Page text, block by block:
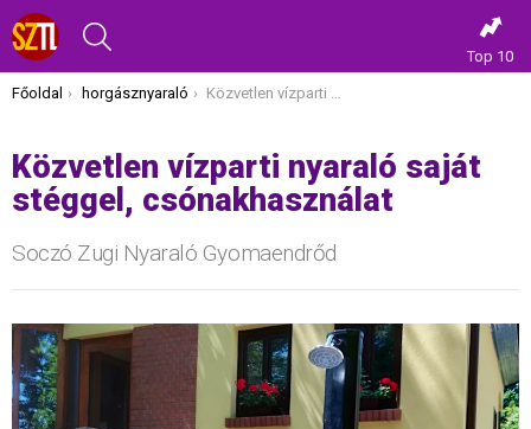
Top 10
Itt vagy most:
Főoldal horgásznyaraló Közvetlen vízparti nyaraló saját stéggel, csónakhasználat
Közvetlen vízparti nyaraló saját
stéggel, csónakhasználat
Soczó Zugi Nyaraló Gyomaendrőd